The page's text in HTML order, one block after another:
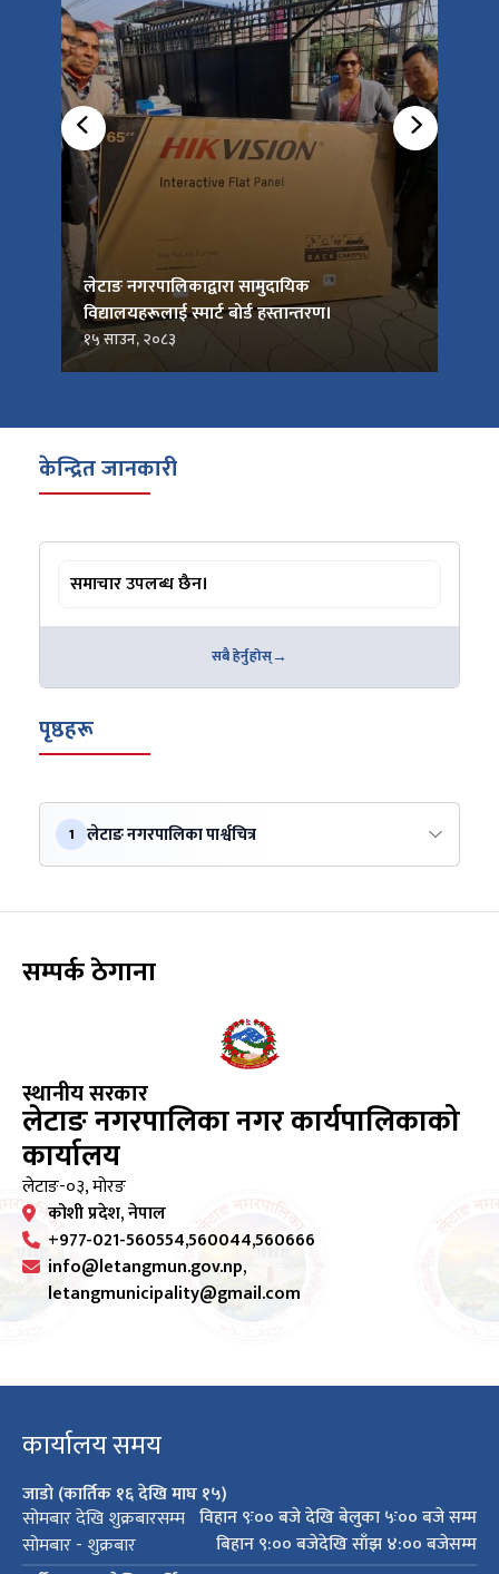
लेटाङ नगरपालिकाद्वारा सामुदायिक
विद्यालयहरूलाई स्मार्ट बोर्ड हस्तान्तरण।
१५ साउन, २०८३
केन्द्रित जानकारी
समाचार उपलब्ध छैन।
सबै हेर्नुहोस्
पृष्ठहरू
1 लेटाङ नगरपालिका पार्श्वचित्र
सम्पर्क ठेगाना
स्थानीय सरकार
लेटाङ नगरपालिका नगर कार्यपालिकाको
कार्यालय
लेटाङ-०३, मोरङ
कोशी प्रदेश, नेपाल
+977-021-560554,560044,560666
info@letangmun.gov.np,
letangmunicipality@gmail.com
कार्यालय समय
जाडो (कार्तिक १६ देखि माघ १५)
सोमबार देखि शुक्रबारसम्म विहान ९ः०० बजे देखि बेलुका ५ः०० बजे सम्म
सोमबार - शुक्रबार
बिहान ९:०० बजेदेखि साँझ ४:०० बजेसम्म